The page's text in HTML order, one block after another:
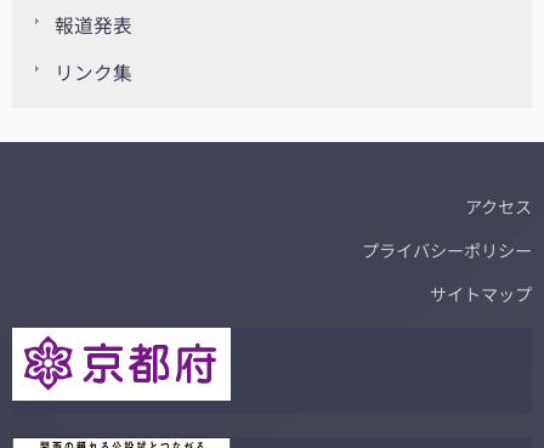
報道発表
リンク集
アクセス
プライバシーポリシー
サイトマップ